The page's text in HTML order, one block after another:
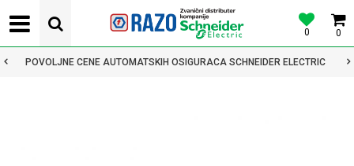
0
0
POVOLJNE CENE AUTOMATSKIH OSIGURACA SCHNEIDER ELECTRIC